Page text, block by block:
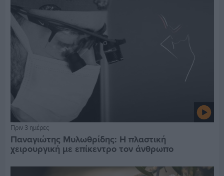
Πριν 3 ημέρες
Παναγιώτης Μυλωθρίδης: Η πλαστική
χειρουργική με επίκεντρο τον άνθρωπο